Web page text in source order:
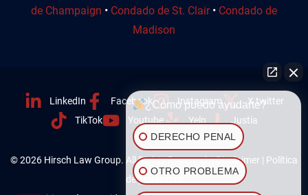
de Champaign • Condado de St. Clair• Condado de
Madison
LinkedIn Facebook Instagram
X twitter
TikTok
Youtube Yelp Justia
© 2026 Hirsch Law Group. All Rights Reserved. |Disclaimer | Política
de privacidad
¿Cómo puedo ayudarte?
DERECHO PENAL
OTRO PROBLEMA